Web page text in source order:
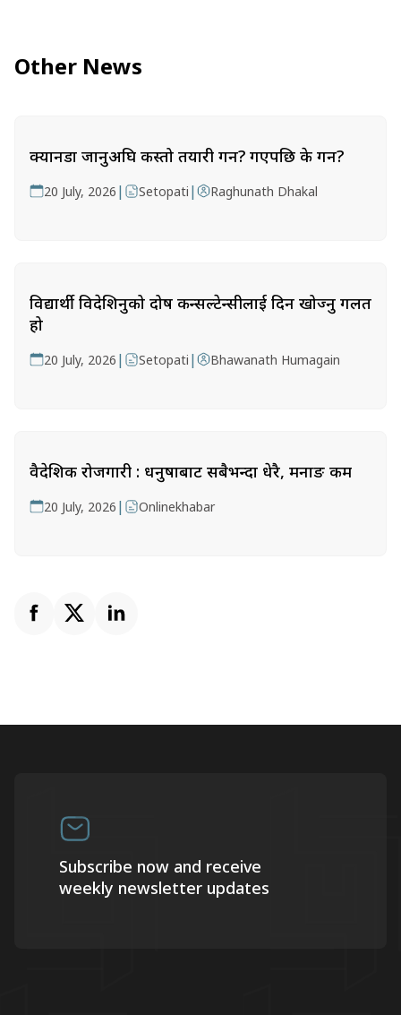
Other News
क्यानडा जानुअघि कस्तो तयारी गर्ने? गएपछि के गर्ने?
20 July, 2026 | Setopati | Raghunath Dhakal
विद्यार्थी विदेशिनुको दोष कन्सल्टेन्सीलाई दिन खोज्नु गलत
हो
20 July, 2026 | Setopati | Bhawanath Humagain
वैदेशिक रोजगारी : धनुषाबाट सबैभन्दा धेरै, मनाङ कम
20 July, 2026 | Onlinekhabar
Subscribe now and receive
weekly newsletter updates